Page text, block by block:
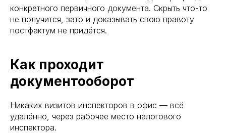
конкретного первичного документа. Скрыть что-то
не получится, зато и доказывать свою правоту
постфактум не придётся.
Как проходит
документооборот
Никаких визитов инспекторов в офис — всё
удалённо, через рабочее место налогового
инспектора.